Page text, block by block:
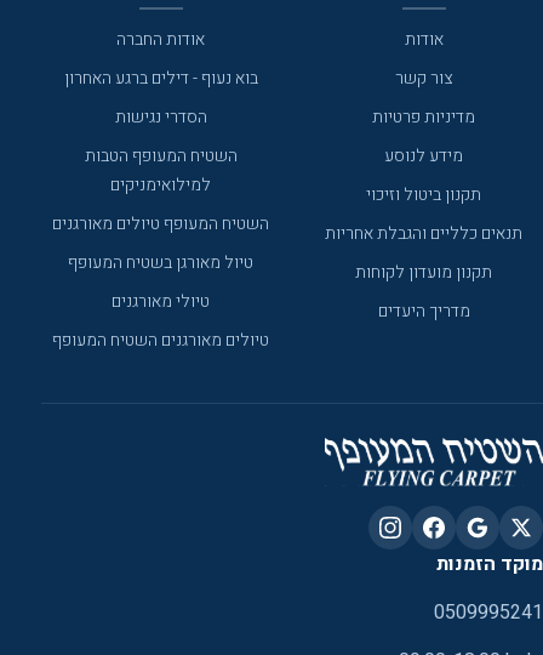
אודות
צור קשר
מדיניות פרטיות
מידע לנוסע
תקנון ביטול וזיכוי
תנאים כלליים והגבלת אחריות
תקנון מועדון לקוחות
מדריך היעדים
אודות החברה
בוא נעוף - דילים ברגע האחרון
הסדרי נגישות
השטיח המעופף הטבות
למילואימניקים
השטיח המעופף טיולים מאורגנים
טיול מאורגן בשטיח המעופף
טיולי מאורגנים
טיולים מאורגנים השטיח המעופף
מוקד הזמנות
0509995241